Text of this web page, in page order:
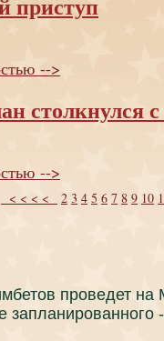
приступ
-->
столкнулся
-->
< < < < 2 3 4 5 6 7 8 9 10
проведет на